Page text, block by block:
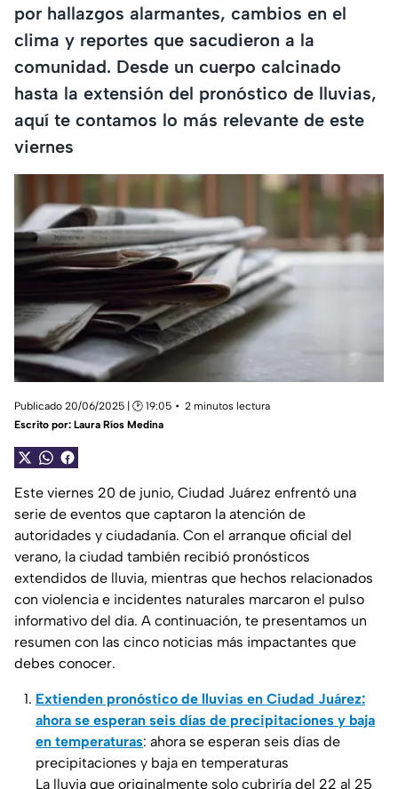
por hallazgos alarmantes, cambios en el
clima y reportes que sacudieron a la
comunidad. Desde un cuerpo calcinado
hasta la extensión del pronóstico de lluvias,
aquí te contamos lo más relevante de este
viernes
Publicado 20/06/2025 | 🕑 19:05
2 minutos lectura
Escrito por: Laura Ríos Medina
Este viernes 20 de junio, Ciudad Juárez enfrentó una
serie de eventos que captaron la atención de
autoridades y ciudadanía. Con el arranque oficial del
verano, la ciudad también recibió pronósticos
extendidos de lluvia, mientras que hechos relacionados
con violencia e incidentes naturales marcaron el pulso
informativo del día. A continuación, te presentamos un
resumen con las cinco noticias más impactantes que
debes conocer.
Extienden pronóstico de lluvias en Ciudad Juárez:
ahora se esperan seis días de precipitaciones y baja
en temperaturas: ahora se esperan seis días de
precipitaciones y baja en temperaturas
La lluvia que originalmente solo cubriría del 22 al 25